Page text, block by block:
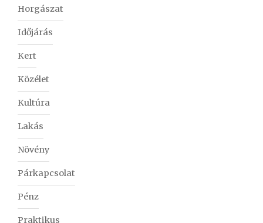
Horgászat
Időjárás
Kert
Közélet
Kultúra
Lakás
Növény
Párkapcsolat
Pénz
Praktikus